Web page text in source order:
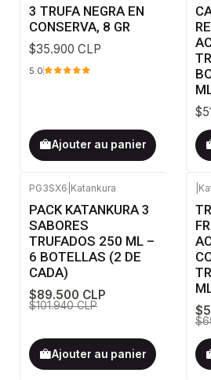
3 TRUFA NEGRA EN
CONSERVA, 8 GR
$35.900 CLP
5.0
Ajouter au panier
PG3SX6 Katankura
PACK KATANKURA 3
SABORES
TRUFADOS 250 ML –
6 BOTELLAS (2 DE
CADA)
$89.500 CLP
$101.940 CLP
Ajouter au panier